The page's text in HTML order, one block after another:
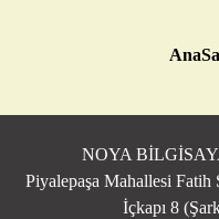
NOYA
Piyalepaşa Mahallesi
İçkapı 8